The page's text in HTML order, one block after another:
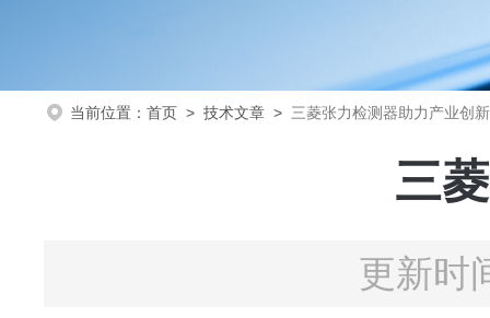
当前位置： 首页 > 技术文章 > 三菱张力检测器助力产业创新
三
更新时